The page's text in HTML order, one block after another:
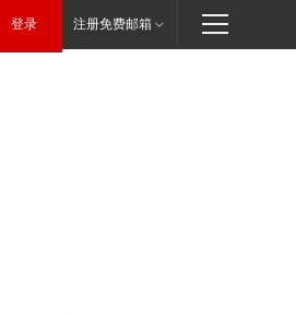
登录 注册免费邮箱